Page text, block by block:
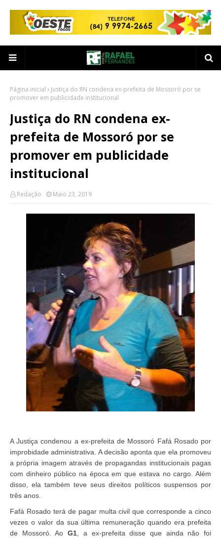
Página inicial
Justiça do RN condena ex-prefeita de Mossoró por se
promover em publicidade institucional
Justiça do RN condena ex-
prefeita de Mossoró por se
promover em publicidade
institucional
Redação Maio 23, 2019
A Justiça condenou a ex-prefeita de Mossoró Fafá Rosado por
improbidade administrativa. A decisão aponta que ela promoveu
a própria imagem através de propagandas institucionais pagas
com dinheiro público na época em que estava no cargo. Além
disso, ela também teve seus direitos políticos suspensos por
três anos.
Fafá Rosado terá de pagar multa civil que corresponde a cinco
vezes o valor da sua última remuneração quando era prefeita
de Mossoró. AoG1, a ex-prefeita disse que ainda não foi